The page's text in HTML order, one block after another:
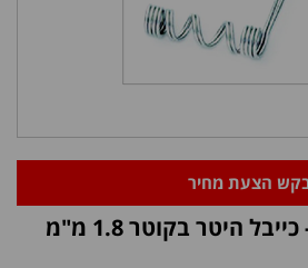
הצעת מחיר
היטר בקוטר 1.8 מ"מ